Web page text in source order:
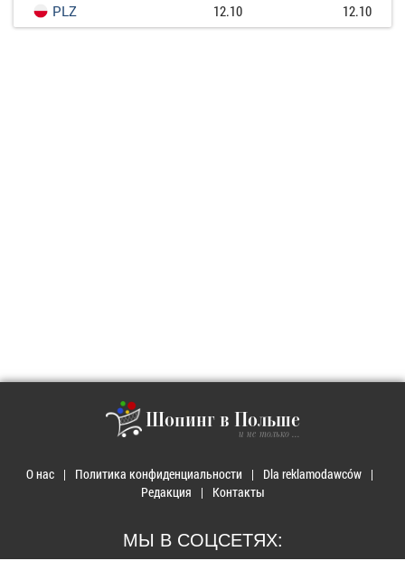
PLZ
12.10 12.10
Шопинг в Польше
и не только ...
О нас Политика конфиденциальности
Dla reklamodawców
Редакция
Контакты
МЫ В СОЦСЕТЯХ: